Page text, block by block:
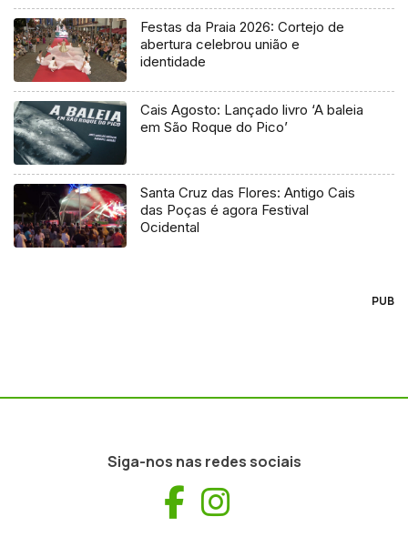
Festas da Praia 2026: Cortejo de
abertura celebrou união e
identidade
Cais Agosto: Lançado livro ‘A baleia
em São Roque do Pico’
Santa Cruz das Flores: Antigo Cais
das Poças é agora Festival
Ocidental
PUB
Siga-nos nas redes sociais
Facebook